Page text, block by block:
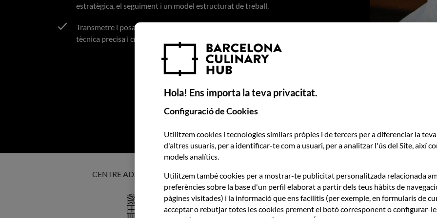
estratègica, el seguiment i un model estructurat de treball.
Transmetre i posar en pràctica valors fonamentals de respecte pel producte,
tècnica precisa i creativitat al servei del sabor.
CENTRE ADSCRIT A LA UNIVERSITAT DE BARCELONA
Imatge
XARXA
Hola! Ens importa la teva privacitat.
Configuració de Cookies
Utilitzem cookies i tecnologies similars pròpies i de tercers per a diferenciar la
d'altres usuaris, per a identificar-te com a usuari, per a analitzar l'ús del Site, així
models analítics.
Utilitzem també cookies per a mostrar-te publicitat personalitzada relacionada
preferències sobre la base d'un perfil elaborat a partir dels teus hàbits de
pàgines visitades) i la informació que ens facilitis (per exemple, en formularis de
acceptar o rebutjar totes les cookies prement el botó corresponent o configurar-